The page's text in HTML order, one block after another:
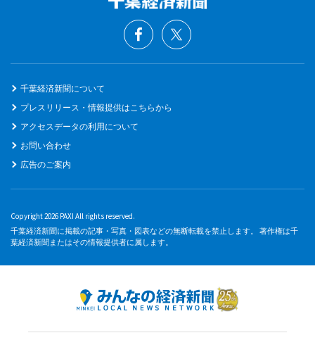
千葉経済新聞について
プレスリリース・情報提供はこちらから
アクセスデータの利用について
お問い合わせ
広告のご案内
Copyright 2026 PAXI All rights reserved.
千葉経済新聞に掲載の記事・写真・図表などの無断転載を禁止します。 著作権は千
葉経済新聞またはその情報提供者に属します。